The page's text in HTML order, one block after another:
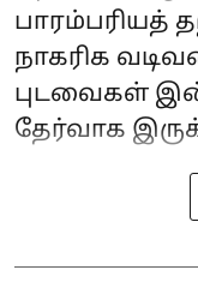
பாரம்பரியத்
நாகரிக
புடவைகள்
தேர்வாக